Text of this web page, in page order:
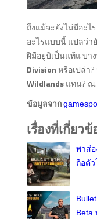
ถึงแม้จะยังไม่มีอะ
อะไรแบบนี้ แปลว่า
ฝีมือยูบิเป็นแท้แ บา
Divisionหรือเปล่า
Wildlandsแทน? ณ
ข้อมูลจาก
เรื่องที่เกี่ยวข้
พาส่อ
ถือตัว
Beta